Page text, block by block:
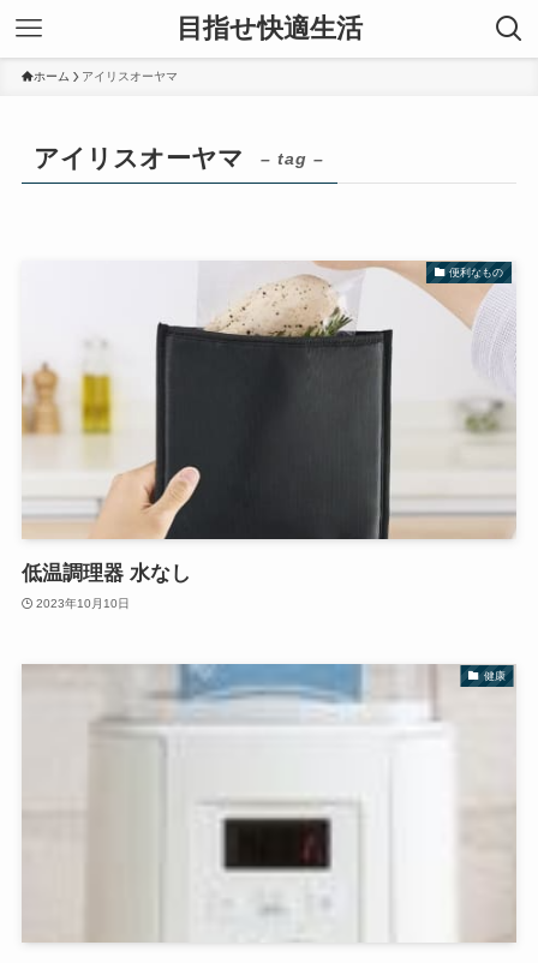
目指せ快適生活
ホーム アイリスオーヤマ
アイリスオーヤマ – tag –
便利なもの
低温調理器 水なし
2023年10月10日
健康